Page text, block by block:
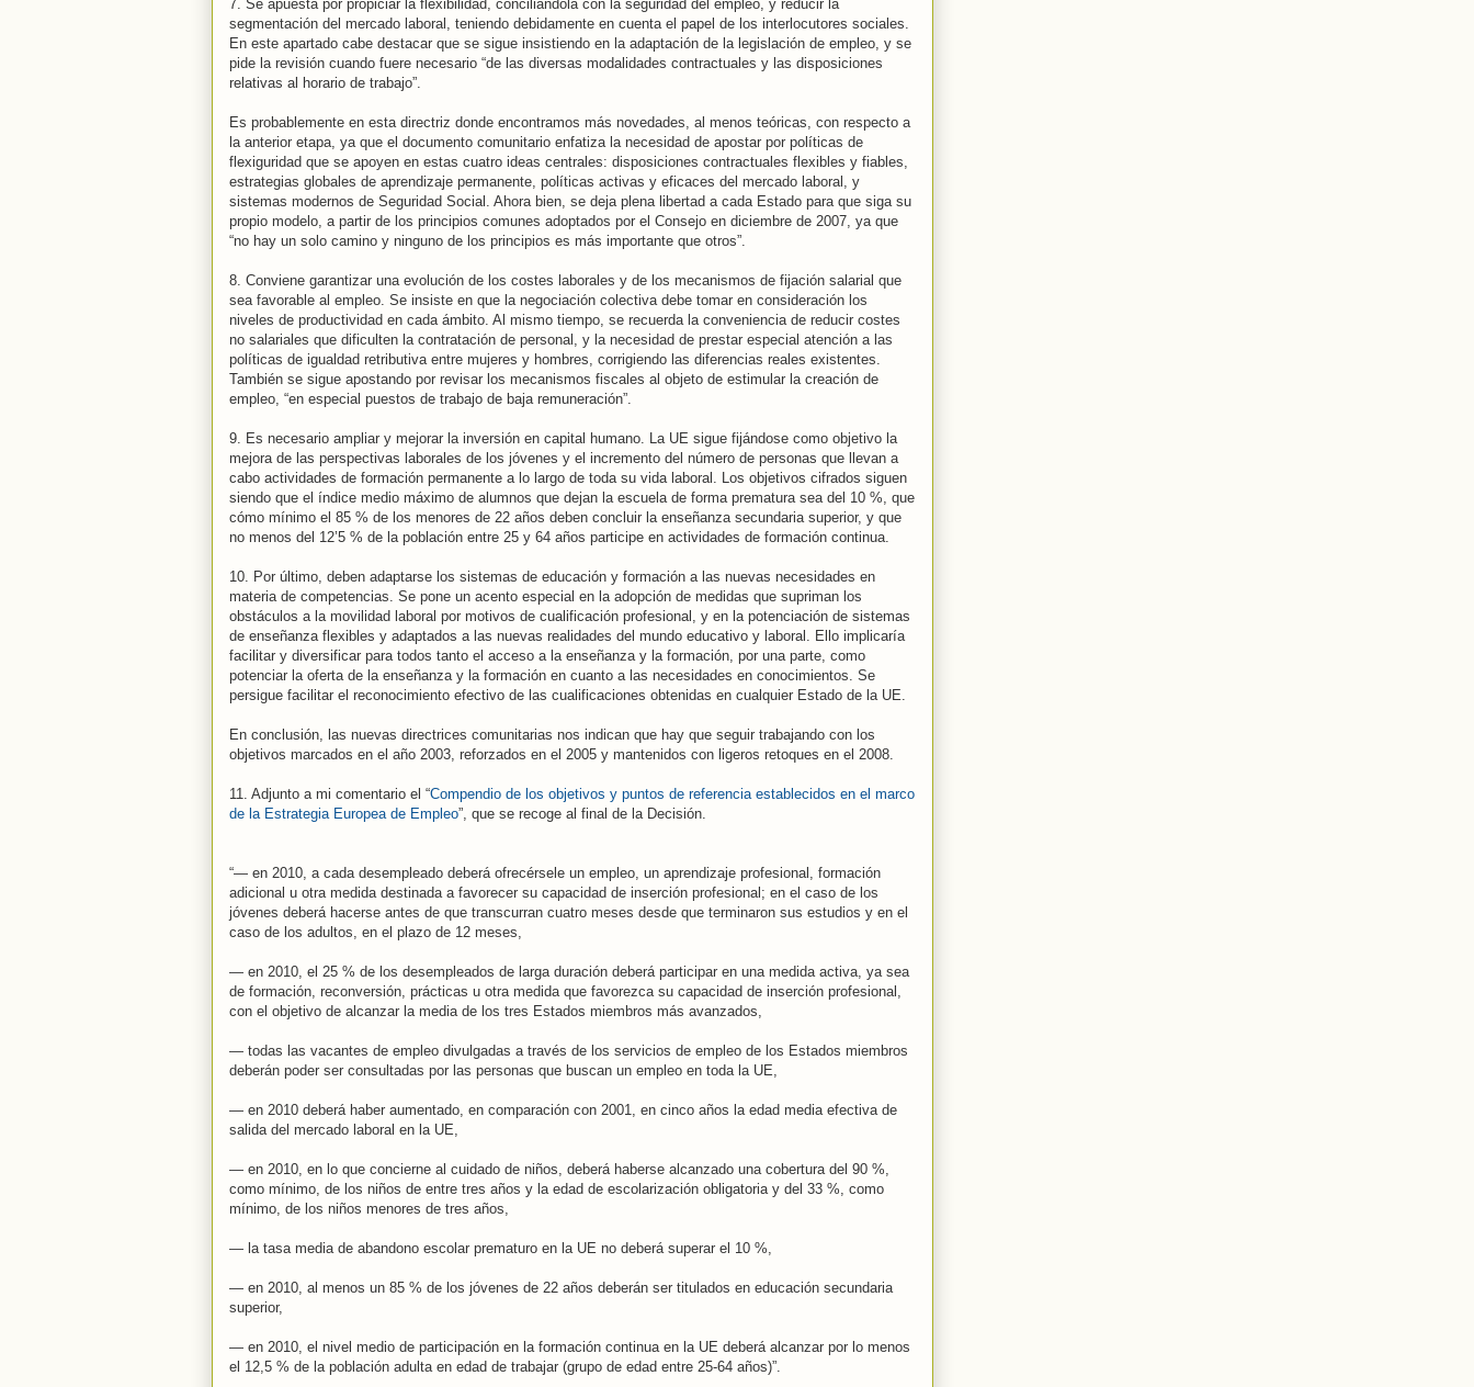
7. Se apuesta por propiciar la flexibilidad, conciliándola con la seguridad del empleo, y reducir la
segmentación del mercado laboral, teniendo debidamente en cuenta el papel de los interlocutores sociales.
En este apartado cabe destacar que se sigue insistiendo en la adaptación de la legislación de empleo, y se
pide la revisión cuando fuere necesario “de las diversas modalidades contractuales y las disposiciones
relativas al horario de trabajo”.
Es probablemente en esta directriz donde encontramos más novedades, al menos teóricas, con respecto a
la anterior etapa, ya que el documento comunitario enfatiza la necesidad de apostar por políticas de
flexiguridad que se apoyen en estas cuatro ideas centrales: disposiciones contractuales flexibles y fiables,
estrategias globales de aprendizaje permanente, políticas activas y eficaces del mercado laboral, y
sistemas modernos de Seguridad Social. Ahora bien, se deja plena libertad a cada Estado para que siga su
propio modelo, a partir de los principios comunes adoptados por el Consejo en diciembre de 2007, ya que
“no hay un solo camino y ninguno de los principios es más importante que otros”.
8. Conviene garantizar una evolución de los costes laborales y de los mecanismos de fijación salarial que
sea favorable al empleo. Se insiste en que la negociación colectiva debe tomar en consideración los
niveles de productividad en cada ámbito. Al mismo tiempo, se recuerda la conveniencia de reducir costes
no salariales que dificulten la contratación de personal, y la necesidad de prestar especial atención a las
políticas de igualdad retributiva entre mujeres y hombres, corrigiendo las diferencias reales existentes.
También se sigue apostando por revisar los mecanismos fiscales al objeto de estimular la creación de
empleo, “en especial puestos de trabajo de baja remuneración”.
9. Es necesario ampliar y mejorar la inversión en capital humano. La UE sigue fijándose como objetivo la
mejora de las perspectivas laborales de los jóvenes y el incremento del número de personas que llevan a
cabo actividades de formación permanente a lo largo de toda su vida laboral. Los objetivos cifrados siguen
siendo que el índice medio máximo de alumnos que dejan la escuela de forma prematura sea del 10 %, que
cómo mínimo el 85 % de los menores de 22 años deben concluir la enseñanza secundaria superior, y que
no menos del 12’5 % de la población entre 25 y 64 años participe en actividades de formación continua.
10. Por último, deben adaptarse los sistemas de educación y formación a las nuevas necesidades en
materia de competencias. Se pone un acento especial en la adopción de medidas que supriman los
obstáculos a la movilidad laboral por motivos de cualificación profesional, y en la potenciación de sistemas
de enseñanza flexibles y adaptados a las nuevas realidades del mundo educativo y laboral. Ello implicaría
facilitar y diversificar para todos tanto el acceso a la enseñanza y la formación, por una parte, como
potenciar la oferta de la enseñanza y la formación en cuanto a las necesidades en conocimientos. Se
persigue facilitar el reconocimiento efectivo de las cualificaciones obtenidas en cualquier Estado de la UE.
En conclusión, las nuevas directrices comunitarias nos indican que hay que seguir trabajando con los
objetivos marcados en el año 2003, reforzados en el 2005 y mantenidos con ligeros retoques en el 2008.
11. Adjunto a mi comentario el “Compendio de los objetivos y puntos de referencia establecidos en el marco
de la Estrategia Europea de Empleo”, que se recoge al final de la Decisión.
“— en 2010, a cada desempleado deberá ofrecérsele un empleo, un aprendizaje profesional, formación
adicional u otra medida destinada a favorecer su capacidad de inserción profesional; en el caso de los
jóvenes deberá hacerse antes de que transcurran cuatro meses desde que terminaron sus estudios y en el
caso de los adultos, en el plazo de 12 meses,
— en 2010, el 25 % de los desempleados de larga duración deberá participar en una medida activa, ya sea
de formación, reconversión, prácticas u otra medida que favorezca su capacidad de inserción profesional,
con el objetivo de alcanzar la media de los tres Estados miembros más avanzados,
— todas las vacantes de empleo divulgadas a través de los servicios de empleo de los Estados miembros
deberán poder ser consultadas por las personas que buscan un empleo en toda la UE,
— en 2010 deberá haber aumentado, en comparación con 2001, en cinco años la edad media efectiva de
salida del mercado laboral en la UE,
— en 2010, en lo que concierne al cuidado de niños, deberá haberse alcanzado una cobertura del 90 %,
como mínimo, de los niños de entre tres años y la edad de escolarización obligatoria y del 33 %, como
mínimo, de los niños menores de tres años,
— la tasa media de abandono escolar prematuro en la UE no deberá superar el 10 %,
— en 2010, al menos un 85 % de los jóvenes de 22 años deberán ser titulados en educación secundaria
superior,
— en 2010, el nivel medio de participación en la formación continua en la UE deberá alcanzar por lo menos
el 12,5 % de la población adulta en edad de trabajar (grupo de edad entre 25-64 años)”.